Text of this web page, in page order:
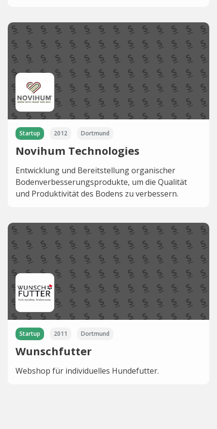
Startup 2012 Dortmund
Novihum Technologies
Entwicklung und Bereitstellung organischer
Bodenverbesserungsprodukte, um die Qualität
und Produktivität des Bodens zu verbessern.
Startup 2011 Dortmund
Wunschfutter
Webshop für individuelles Hundefutter.